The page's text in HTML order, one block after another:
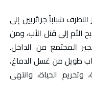
شباباً جزائريين إلى
الأم إلى قتل الأب، ومن
المجتمع من الداخل.
طويل من غسل الدماغ،
وتحريم الحياة، وانتهى